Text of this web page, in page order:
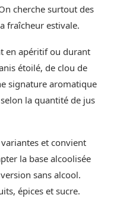
cherche surtout des
fraîcheur estivale.
en apéritif ou durant
étoilé, de clou de
signature aromatique
la quantité de jus
et convient
la base alcoolisée
sans alcool.
épices et sucre.